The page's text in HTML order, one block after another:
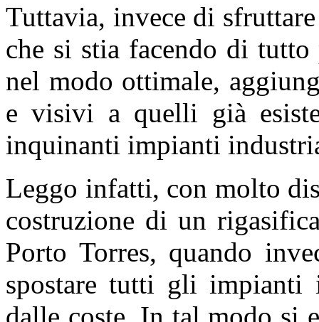
Tuttavia, invece di sfruttare
che si stia facendo di tutto
nel modo ottimale,
e visivi a quelli già
inquinanti impianti
Leggo infatti, con molto
costruzione di un
Porto Torres, quando
spostare tutti gli impianti
dalle coste. In tal modo si